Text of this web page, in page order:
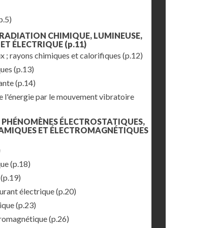
CHIMIQUE, LUMINEUSE,
ÉLECTRIQUE (p.11)
; rayons chimiques et calorifiques (p.12)
(p.13)
(p.14)
l'énergie par le mouvement vibratoire
ÉLECTROSTATIQUES,
ET ÉLECTROMAGNÉTIQUES
(p.18)
(p.19)
électrique(p.20)
(p.23)
(p.26)